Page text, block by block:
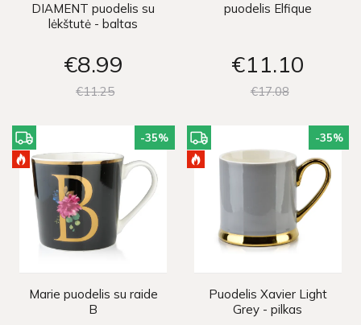
DIAMENT puodelis su
lėkštutė - baltas
€8 99
€1125
puodelis Elfique
€11 10
€1708
-35%
Marie puodelis su raide
B
-35%
Puodelis Xavier Light
Grey - pilkas